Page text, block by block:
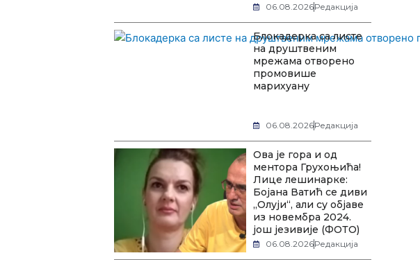
06.08.2026Редакција
Блокадерка са листе
на друштвеним
мрежама отворено
промовише
марихуану
06.08.2026Редакција
Ова је гора и од
ментора Грухоњића!
Лице лешинарке:
Бојана Ватић се диви
„Олуји“, али су објаве
из новембра 2024.
још језивије (ФОТО)
06.08.2026Редакција